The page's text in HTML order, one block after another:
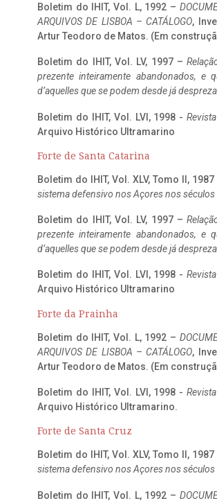
Boletim do IHIT, Vol. L, 1992 –
ARQUIVOS DE LISBOA – CATÁLOGO,
Artur Teodoro de Matos. (Em
Boletim do IHIT, Vol. LV, 1997 –
prezente inteiramente abandonados, e
d’aquelles que se podem desde já
Boletim do IHIT, Vol. LVI, 1998 -
Arquivo Histórico Ultramarino
Forte de Santa Catarina
Boletim do IHIT, Vol. XLV, Tomo II, 1987
sistema defensivo nos Açores nos séculos
Boletim do IHIT, Vol. LV, 1997 –
prezente inteiramente abandonados, e
d’aquelles que se podem desde já
Boletim do IHIT, Vol. LVI, 1998 -
Arquivo Histórico Ultramarino
Forte da Prainha
Boletim do IHIT, Vol. L, 1992 –
ARQUIVOS DE LISBOA – CATÁLOGO,
Artur Teodoro de Matos. (Em
Boletim do IHIT, Vol. LVI, 1998 -
Arquivo Histórico Ultramarino.
Forte de Santa Cruz
Boletim do IHIT, Vol. XLV, Tomo II, 1987
sistema defensivo nos Açores nos séculos
Boletim do IHIT, Vol. L, 1992 –